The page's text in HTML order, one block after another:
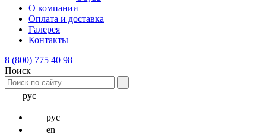
О компании
Оплата и доставка
Галерея
Контакты
8 (800) 775 40 98
Поиск
рус
рус
en